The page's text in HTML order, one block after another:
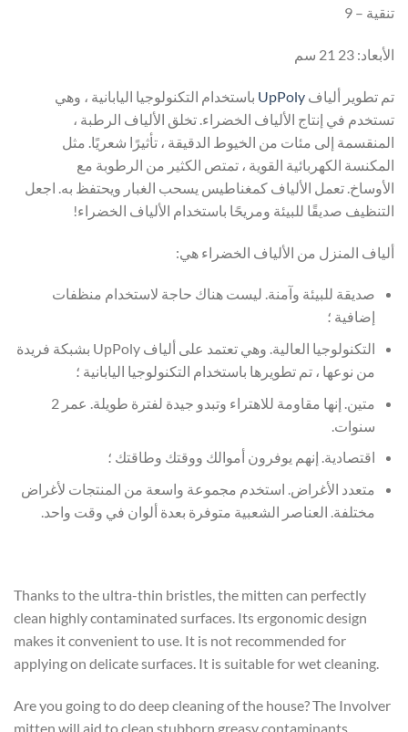
تنقية – 9
الأبعاد: 23 21 سم
تم تطوير ألياف UpPoly باستخدام التكنولوجيا اليابانية ، وهي
تستخدم في إنتاج الألياف الخضراء. تخلق الألياف الرطبة ،
المنقسمة إلى مئات من الخيوط الدقيقة ، تأثيرًا شعريًا. مثل
المكنسة الكهربائية القوية ، تمتص الكثير من الرطوبة مع
الأوساخ. تعمل الألياف كمغناطيس يسحب الغبار ويحتفظ به. اجعل
التنظيف صديقًا للبيئة ومريحًا باستخدام الألياف الخضراء!
ألياف المنزل من الألياف الخضراء هي:
صديقة للبيئة وآمنة. ليست هناك حاجة لاستخدام منظفات
إضافية ؛
التكنولوجيا العالية. وهي تعتمد على ألياف UpPoly بشبكة فريدة
من نوعها ، تم تطويرها باستخدام التكنولوجيا اليابانية ؛
متين. إنها مقاومة للاهتراء وتبدو جيدة لفترة طويلة. عمر 2
سنوات.
اقتصادية. إنهم يوفرون أموالك ووقتك وطاقتك ؛
متعدد الأغراض. استخدم مجموعة واسعة من المنتجات لأغراض
مختلفة. العناصر الشعبية متوفرة بعدة ألوان في وقت واحد.
Thanks to the ultra-thin bristles, the mitten can perfectly
clean highly contaminated surfaces. Its ergonomic design
makes it convenient to use. It is not recommended for
applying on delicate surfaces. It is suitable for wet cleaning.
Are you going to do deep cleaning of the house? The Involver
mitten will aid to clean stubborn greasy contaminants.